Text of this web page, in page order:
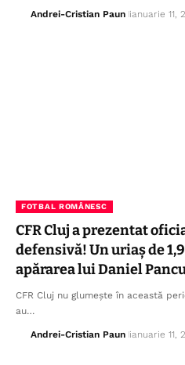
Andrei-Cristian Paun ianuarie 11,
FOTBAL ROMÂNESC
CFR Cluj a prezentat
defensivă! Un uriaș de
apărarea lui Daniel
CFR Cluj nu glumește în această
au…
Andrei-Cristian Paun ianuarie 11,